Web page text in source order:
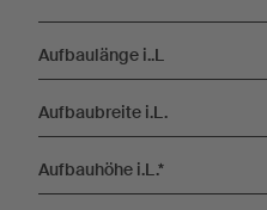
Aufbaulänge i..L
Aufbaubreite i.L.
Aufbauhöhe i.L.*